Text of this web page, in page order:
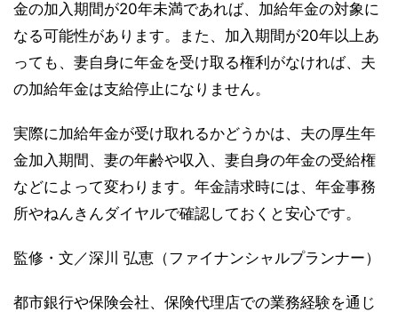
金の加入期間が20年未満であれば、加給年金の対象に
なる可能性があります。また、加入期間が20年以上あ
っても、妻自身に年金を受け取る権利がなければ、夫
の加給年金は支給停止になりません。
実際に加給年金が受け取れるかどうかは、夫の厚生年
金加入期間、妻の年齢や収入、妻自身の年金の受給権
などによって変わります。年金請求時には、年金事務
所やねんきんダイヤルで確認しておくと安心です。
監修・文／深川 弘恵（ファイナンシャルプランナー）
都市銀行や保険会社、保険代理店での業務経験を通じ